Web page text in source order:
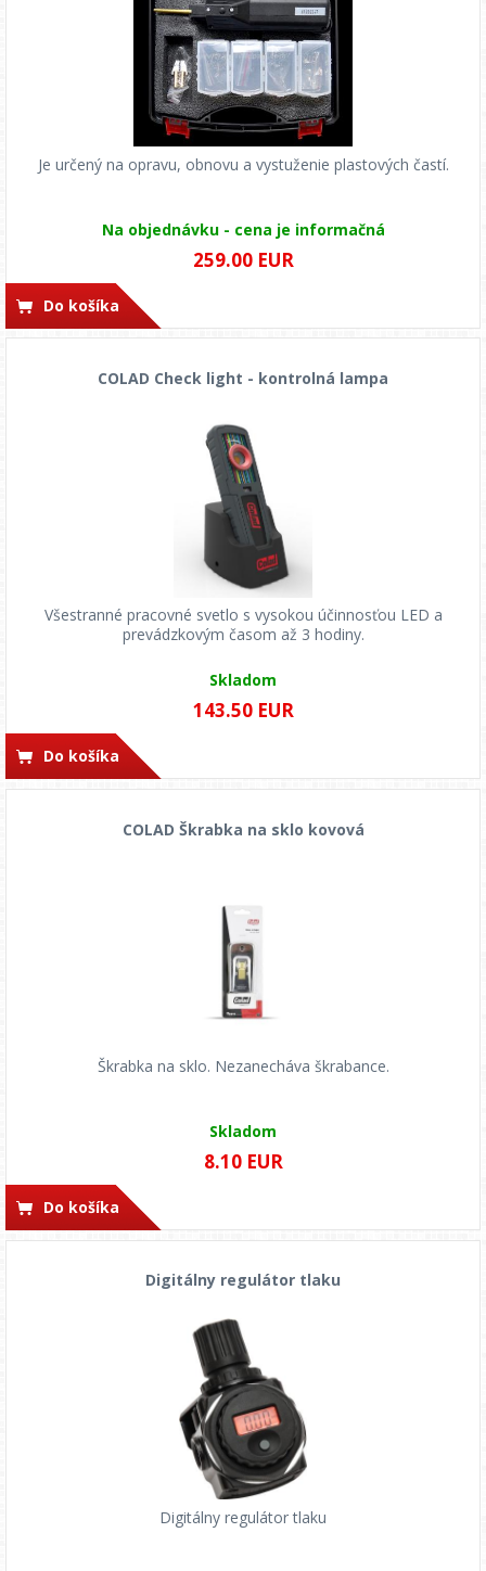
Je určený na opravu, obnovu a vystuženie plastových častí.
Na objednávku - cena je informačná
259.00 EUR
Do košíka
COLAD Check light - kontrolná lampa
Všestranné pracovné svetlo s vysokou účinnosťou LED a
prevádzkovým časom až 3 hodiny.
Skladom
143.50 EUR
Do košíka
COLAD Škrabka na sklo kovová
Škrabka na sklo. Nezanecháva škrabance.
Skladom
8.10 EUR
Do košíka
Digitálny regulátor tlaku
Digitálny regulátor tlaku